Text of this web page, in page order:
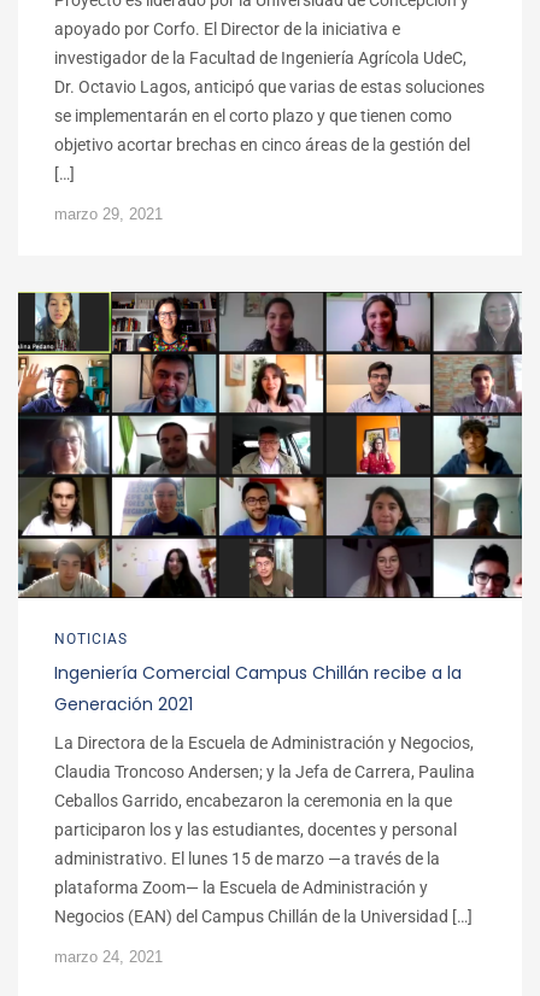
apoyado por Corfo. El Director de la iniciativa e
investigador de la Facultad de Ingeniería Agrícola UdeC,
Dr. Octavio Lagos, anticipó que varias de estas soluciones
se implementarán en el corto plazo y que tienen como
objetivo acortar brechas en cinco áreas de la gestión del
[…]
marzo 29, 2021
NOTICIAS
Ingeniería Comercial Campus Chillán recibe a la
Generación 2021
La Directora de la Escuela de Administración y Negocios,
Claudia Troncoso Andersen; y la Jefa de Carrera, Paulina
Ceballos Garrido, encabezaron la ceremonia en la que
participaron los y las estudiantes, docentes y personal
administrativo. El lunes 15 de marzo —a través de la
plataforma Zoom— la Escuela de Administración y
Negocios (EAN) del Campus Chillán de la Universidad […]
marzo 24, 2021